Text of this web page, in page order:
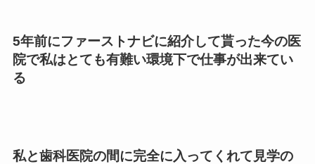
5年前にファーストナビに紹介して貰った今の医
院で私はとても有難い環境下で仕事が出来てい
る
私と歯科医院の間に完全に入ってくれて見学の